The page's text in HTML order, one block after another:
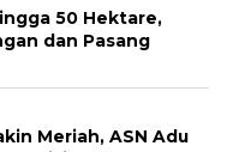
50 Hektare,
dan Pasang
Meriah, ASN Adu